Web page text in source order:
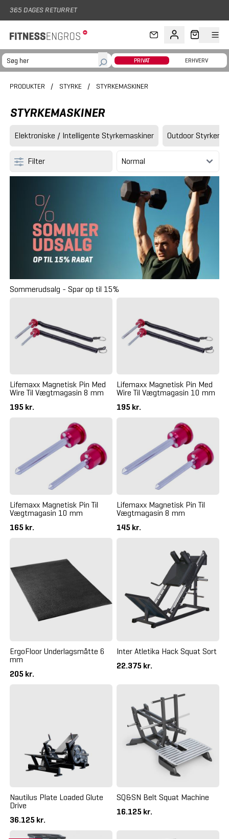
Gå til hovedindhold
PRIVAT ERHVERV
PRODUKTER / STYRKE / STYRKEMASKINER
STYRKEMASKINER
Elektroniske / Intelligente Styrkemaskiner Outdoor
Filter
Sommerudsalg - Spar op til 15%
Lifemaxx Magnetisk Pin Med
Wire Til Vægtmagasin 8 mm
195 kr.
Lifemaxx Magnetisk Pin Med
Wire Til Vægtmagasin 10 mm
195 kr.
Lifemaxx Magnetisk Pin Til
Vægtmagasin 10 mm
165 kr.
Lifemaxx Magnetisk Pin Til
Vægtmagasin 8 mm
145 kr.
ErgoFloor Underlagsmåtte 6
mm
205 kr.
Inter Atletika Hack Squat Sort
22.375 kr.
Nautilus Plate Loaded Glute
Drive
36.125 kr.
SQ&SN Belt Squat Machine
16.125 kr.